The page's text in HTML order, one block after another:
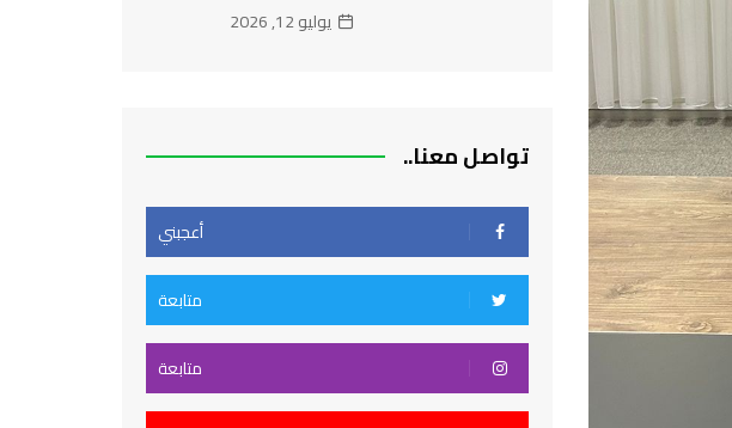
يوليو 12, 2026
تواصل معنا..
أعجبني
متابعة
متابعة